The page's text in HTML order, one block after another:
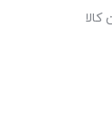
کالا